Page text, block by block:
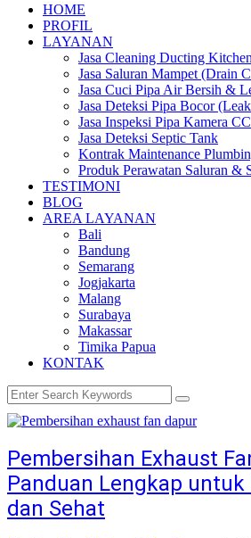
HOME
PROFIL
LAYANAN
Jasa Cleaning Ducting
Jasa Saluran Mampet (Drain
Jasa Cuci Pipa Air Bersih &
Jasa Deteksi Pipa Bocor
Jasa Inspeksi Pipa Kamera
Jasa Deteksi Septic Tank
Kontrak Maintenance
Produk Perawatan Saluran &
TESTIMONI
BLOG
AREA LAYANAN
Bali
Bandung
Semarang
Jogjakarta
Malang
Surabaya
Makassar
Timika Papua
KONTAK
Pembersihan Exhaust
Panduan Lengkap untuk
dan Sehat